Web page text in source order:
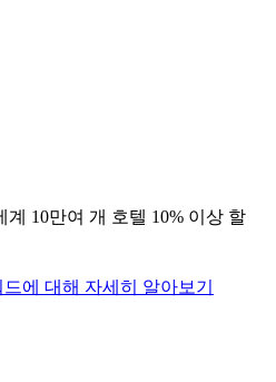
계 10만여 개 호텔 10% 이상 할
에 대해 자세히 알아보기